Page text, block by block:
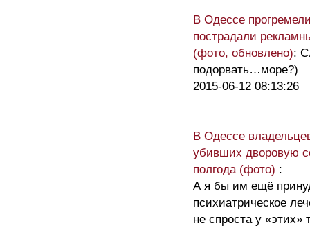
В Одессе
пострадали
(фото, обновлено):
подорвать…море?)
2015-06-12 08:13:26
В Одессе
убивших дворовую
полгода (фото) :
А я бы им ещё
психиатрическое
не спроста у «этих»